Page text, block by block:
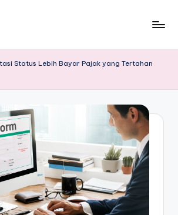
Status Lebih Bayar Pajak yang Tertahan